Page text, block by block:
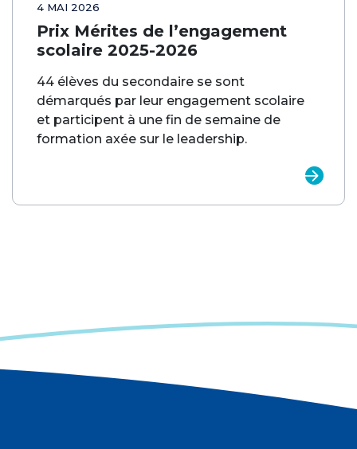
4 MAI 2026
Prix Mérites de l’engagement
scolaire 2025-2026
44 élèves du secondaire se sont
démarqués par leur engagement scolaire
et participent à une fin de semaine de
formation axée sur le leadership.